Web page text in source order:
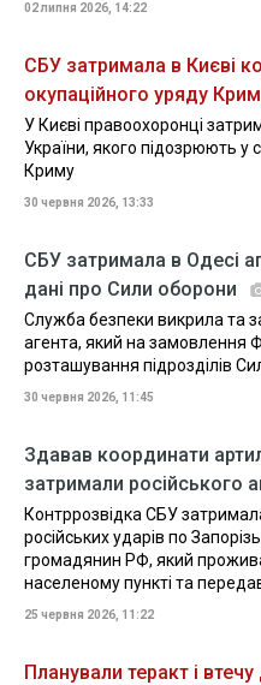
02 липня 2026, 14:22
СБУ затримала в Києві
окупаційного уряду
У Києві правоохоронці
України, якого підозрюють у
Криму
30 червня 2026, 13:33
СБУ затримала в Одесі
дані про Сили оборони
Служба безпеки викрила та
агента, який на замовлення
розташування підрозділів
30 червня 2026, 11:45
Здавав координати
затримали російського
Контррозвідка СБУ
російських ударів по
громадянин РФ, який
населеному пункті та
25 червня 2026, 11:22
Планували теракт і